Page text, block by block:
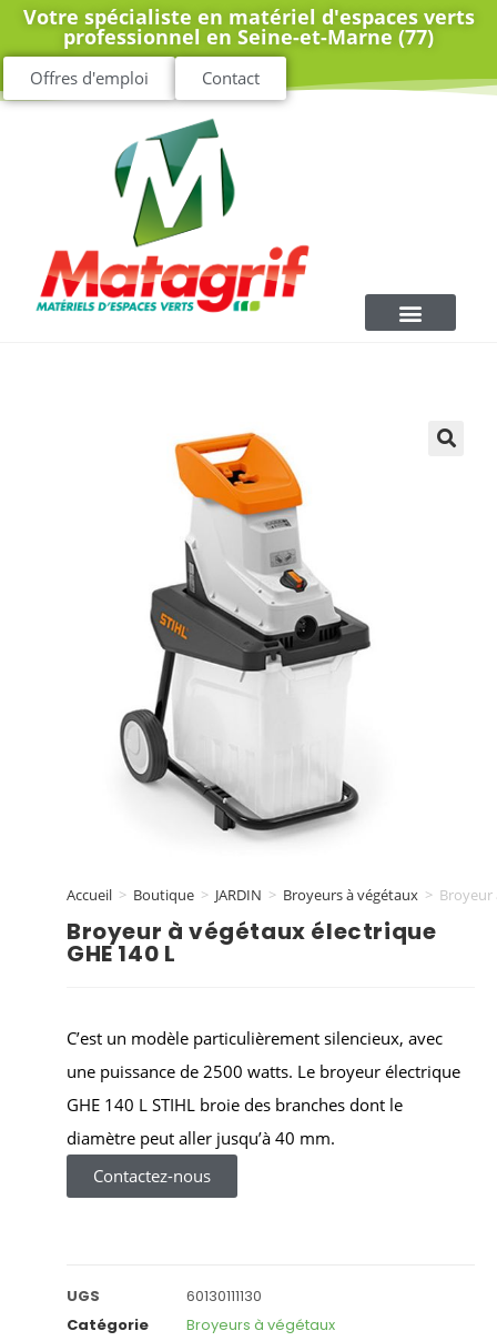
Votre spécialiste en matériel d'espaces verts
professionnel en Seine-et-Marne (77)
Offres d'emploi Contact
Accueil > Boutique > JARDIN > Broyeurs à végétaux > Broyeur
Broyeur à végétaux électrique
GHE 140 L
C’est un modèle particulièrement silencieux, avec
une puissance de 2500 watts. Le broyeur électrique
GHE 140 L STIHL broie des branches dont le
diamètre peut aller jusqu’à 40 mm.
Contactez-nous
UGS
60130111130
Catégorie
Broyeurs à végétaux